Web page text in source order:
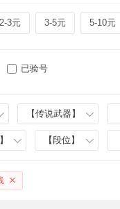
2-3元 3-5元 5-10元
已验号
【传说武器】
【段位】